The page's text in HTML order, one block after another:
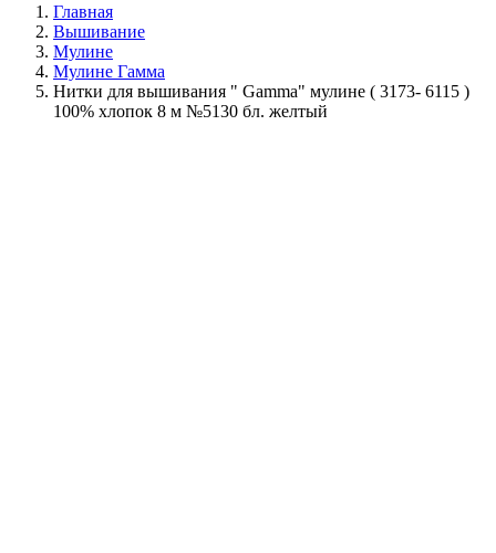
Главная
Вышивание
Мулине
Мулине Гамма
Нитки для вышивания " Gamma" мулине ( 3173- 6115 )
100% хлопок 8 м №5130 бл. желтый